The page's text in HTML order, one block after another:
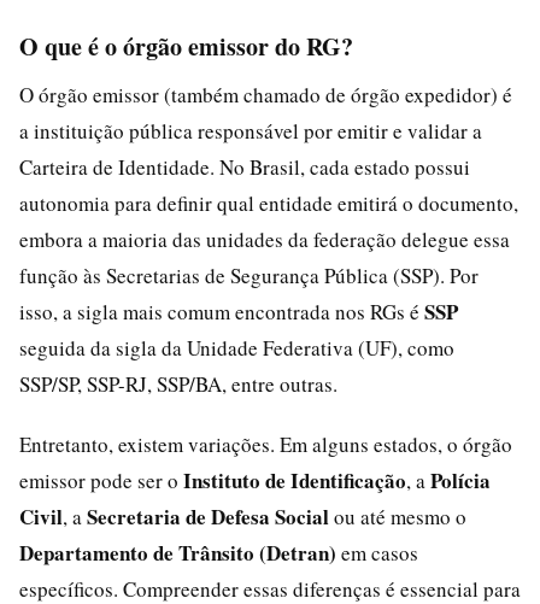
O que é o órgão emissor do RG?
O órgão emissor (também chamado de órgão expedidor) é
a instituição pública responsável por emitir e validar a
Carteira de Identidade. No Brasil, cada estado possui
autonomia para definir qual entidade emitirá o documento,
embora a maioria das unidades da federação delegue essa
função às Secretarias de Segurança Pública (SSP). Por
isso, a sigla mais comum encontrada nos RGs é SSP
seguida da sigla da Unidade Federativa (UF), como
SSP/SP, SSP-RJ, SSP/BA, entre outras.
Entretanto, existem variações. Em alguns estados, o órgão
emissor pode ser o Instituto de Identificação, a Polícia
Civil, a Secretaria de Defesa Socialou até mesmo o
Departamento de Trânsito (Detran) em casos
específicos. Compreender essas diferenças é essencial para